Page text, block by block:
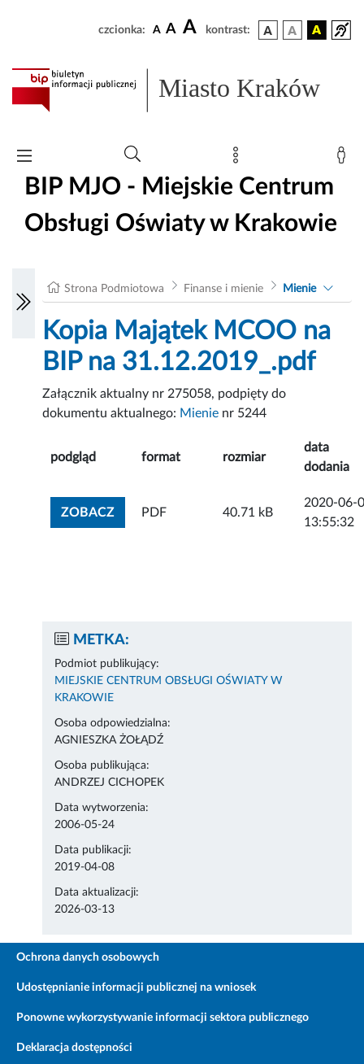
czcionka: A A A kontrast:
Miasto Kraków
BIP MJO - Miejskie Centrum
Obsługi Oświaty w Krakowie
Strona Podmiotowa Finanse i mienie Mienie
Kopia Majątek MCOO na
BIP na 31.12.2019_.pdf
Załącznik aktualny nr 275058, podpięty do
dokumentu aktualnego: Mienie nr 5244
podgląd format rozmiar
data
dodania
ZOBACZZOBACZ ZAŁĄCZNIK
PDF 40.71 kB
2020-06-
13:55:32
METKA:
Podmiot publikujący:
MIEJSKIE CENTRUM OBSŁUGI OŚWIATY W
KRAKOWIE
Osoba odpowiedzialna:
AGNIESZKA ŻOŁĄDŹ
Osoba publikująca:
ANDRZEJ CICHOPEK
Data wytworzenia:
2006-05-24
Data publikacji:
2019-04-08
Data aktualizacji:
2026-03-13
Ochrona danych osobowych
Udostępnianie informacji publicznej na wniosek
Ponowne wykorzystywanie informacji sektora publicznego
Deklaracja dostępności